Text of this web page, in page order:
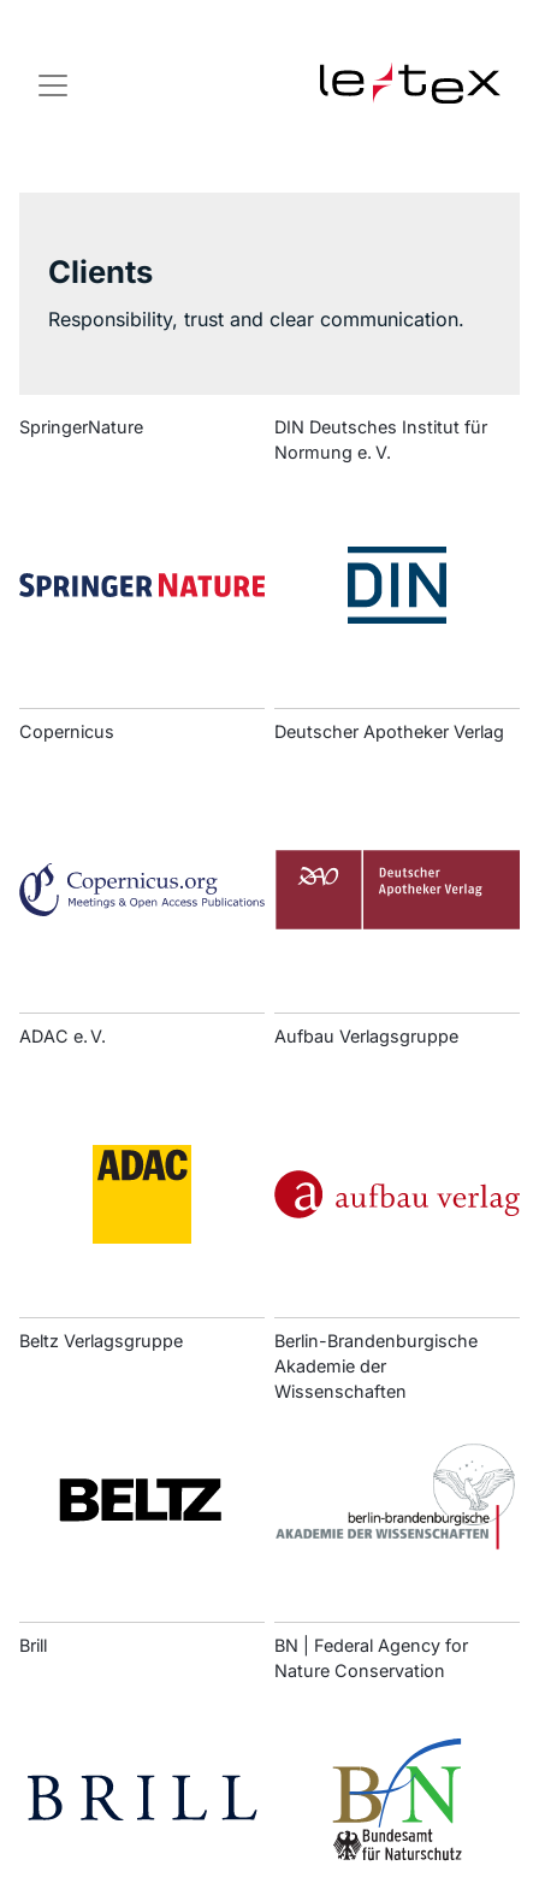
Clients
Responsibility, trust and clear communication.
SpringerNature
DIN Deutsches Institut für
Normung e. V.
Copernicus Deutscher Apotheker Verlag
ADAC e. V. Aufbau Verlagsgruppe
Beltz Verlagsgruppe
Berlin-Brandenburgische
Akademie der
Wissenschaften
Brill
BN | Federal Agency for
Nature Conservation